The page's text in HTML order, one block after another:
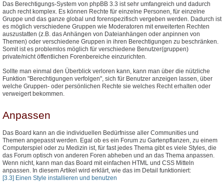
Das Berechtigungs-System von phpBB 3.3 ist sehr umfangreich und dadurch
auch recht komplex. Es können Rechte für einzelne Personen, für einzelne
Gruppe und das ganze global und forenspezifisch vergeben werden. Dadurch ist
es möglich verschiedene Gruppen wie Moderatoren mit erweiterten Rechten
auszustatten (z.B. das Anhängen von Dateianhängen oder anpinnen von
Themen) oder verschiedene Gruppen in ihren Berechtigungen zu beschränken.
Somit ist es problemlos möglich für verschiedene Benutzer(gruppen)
private/nicht öffentlichen Forenbereiche einzurichten.
Sollte man einmal den Überblick verloren kann, kann man über die nützliche
Funktion "Berechtigungen verfolgen", sich für Benutzer anzeigen lassen, über
welche Gruppen- oder persönlichen Rechte sie welches Recht erhalten oder
verweigert bekommen.
Anpassen
Das Board kann an die individuellen Bedürfnisse aller Communities und
Themen angepasst werden. Egal ob es ein Forum zu Gartenpflanzen, zu einem
Computerspiel oder zu Medizin ist, für fast jedes Thema gibt es viele Styles, die
das Forum optisch von anderen Foren abheben und an das Thema anpassen.
Wenn nicht, kann man das Board mit einfachen HTML und CSS Mitteln
anpassen. In diesem Artikel wird erklärt, wie das im Detail funktioniert:
[3.3] Einen Style installieren und benutzen